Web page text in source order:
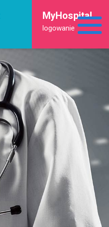
MyHospital
logowanie